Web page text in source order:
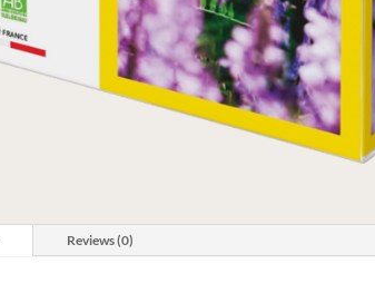
Reviews (0)